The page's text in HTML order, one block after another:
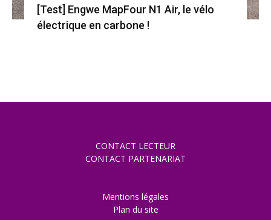
[Test] Engwe MapFour N1 Air, le vélo
électrique en carbone !
CONTACT LECTEUR
CONTACT PARTENARIAT
Mentions légales
Plan du site